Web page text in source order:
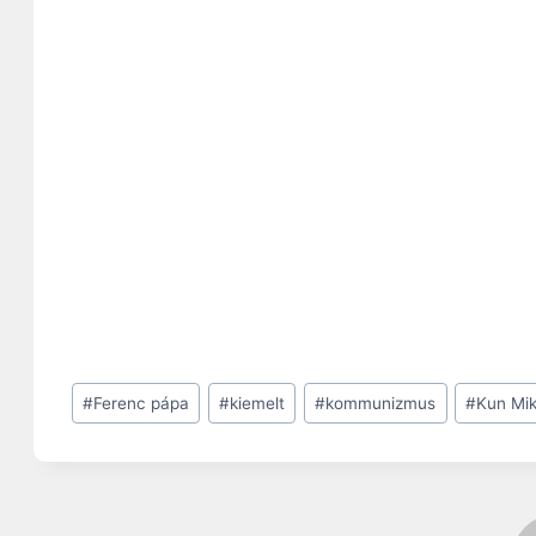
Post
Tags:
#Ferenc pápa #kiemelt #kommunizmus #Kun